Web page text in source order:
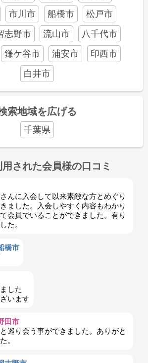
市川市 船橋市
松戸市
志野市 流山市
八千代市
鎌ケ谷市 浦安市
印西市
白井市
索地域を広げる
千葉県
された会員様の口コミ
んに入会して以来素敵な方とめぐり
ました。入会しやすく内容もわかり
会員でいることができました。有り
た。
橋市
した
います
田市
巡り会う事ができました。ありがと
。